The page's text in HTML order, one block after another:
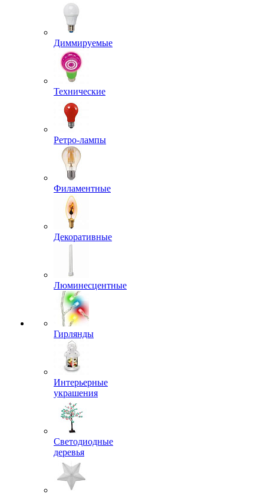
Диммируемые
Технические
Ретро-лампы
Филаментные
Декоративные
Люминесцентные
Гирлянды
Интерьерные
украшения
Светодиодные
деревья